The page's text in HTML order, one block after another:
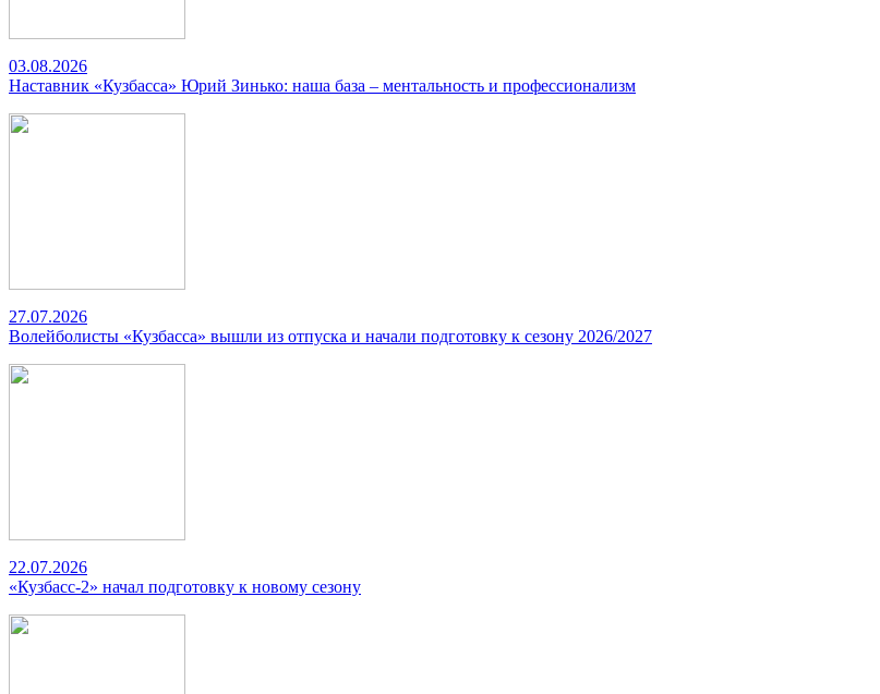
03.08.2026
Наставник «Кузбасса» Юрий Зинько: наша база – ментальность и профессионализм
27.07.2026
Волейболисты «Кузбасса» вышли из отпуска и начали подготовку к сезону 2026/2027
22.07.2026
«Кузбасс-2» начал подготовку к новому сезону